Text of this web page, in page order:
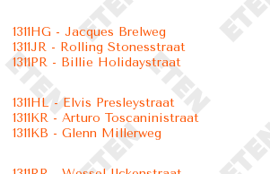
1311HG - Jacques Brelweg
1311JR - Rolling Stonesstraat
1311PR - Billie Holidaystraat
1311HL - Elvis Presleystraat
1311KR - Arturo Toscaninistraat
1311KB - Glenn Millerweg